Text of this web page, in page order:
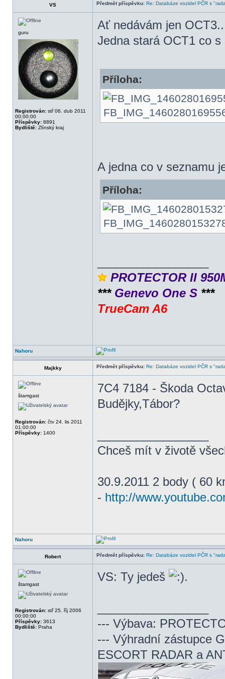
VS Předmět příspěvku: Re: Databáze vozidel PČR s
guru
Registrován: stř 06. dub 2011
00:00:00
Příspěvky: 8891
Bydliště: Zlínský kraj
Ať nedávám jen
Jedna stará OCT1 co
Příloha:
A jedna co v seznamu
Příloha:
PROTECTOR II
***Genevo One S ***
TrueCam A6
Nahoru
Majkky Předmět příspěvku: Re: Databáze vozidel PČR s
štamgast
Registrován: čtv 24. lis 2011
01:00:00
Příspěvky: 1400
7C4 7184 - Škoda
Budějky,Tábor?
Chceš mít v životě
30.9.2011 2 body ( 60
- http://
Nahoru
Robert Předmět příspěvku: Re: Databáze vozidel PČR s
štamgast
Registrován: stř 25. říj 2006
00:00:00
Příspěvky: 3613
Bydliště: Praha
VS: Ty jedeš .
--- Výbava:
--- Výhradní zástupce
ESCORT RADAR a